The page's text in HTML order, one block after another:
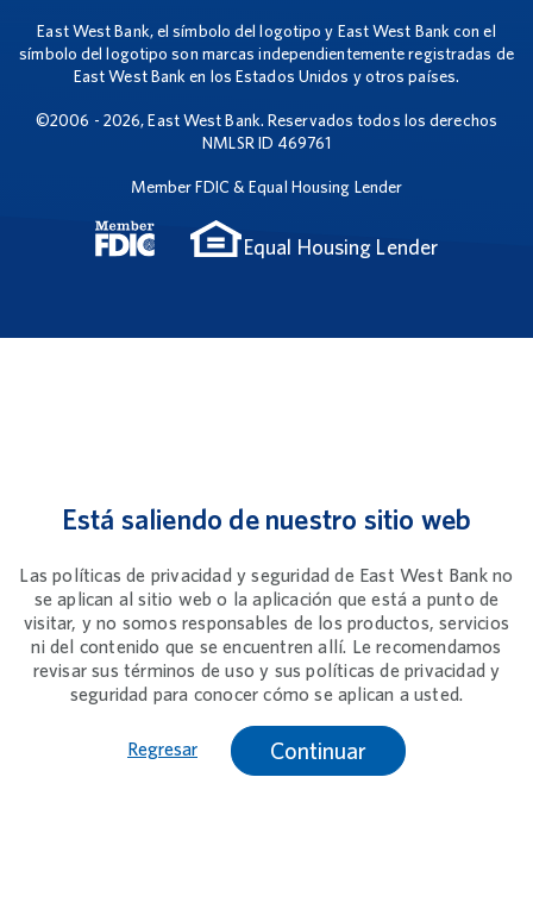
East West Bank, el símbolo del logotipo y East West Bank con el
símbolo del logotipo son marcas independientemente registradas de
East West Bank en los Estados Unidos y otros países.
©2006 - 2026, East West Bank. Reservados todos los derechos
NMLSR ID 469761
Member FDIC & Equal Housing Lender
Equal Housing Lender
Está saliendo de nuestro sitio web
Las políticas de privacidad y seguridad de East West Bank no
se aplican al sitio web o la aplicación que está a punto de
visitar, y no somos responsables de los productos, servicios
ni del contenido que se encuentren allí. Le recomendamos
revisar sus términos de uso y sus políticas de privacidad y
seguridad para conocer cómo se aplican a usted.
Regresar Continuar